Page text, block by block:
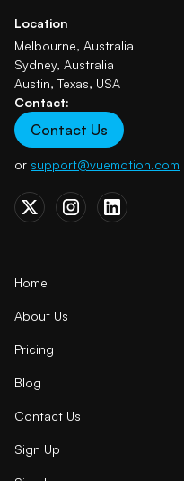
Location
Melbourne, Australia
Sydney, Australia
Austin, Texas, USA
Contact:
Contact Us
or support@vuemotion.com
Home
About Us
Pricing
Blog
Contact Us
Sign Up